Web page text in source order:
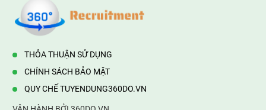
THỎA THUẬN SỬ DỤNG
CHÍNH SÁCH BẢO MẬT
QUY CHẾ TUYENDUNG360DO.VN